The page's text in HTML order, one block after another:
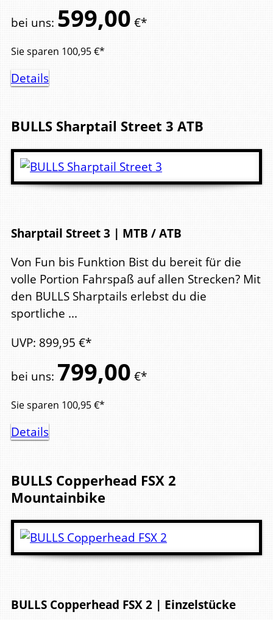
bei uns: 599,00 €*
Sie sparen 100,95€*
Details
BULLS Sharptail Street 3 ATB
Sharptail Street 3 | MTB / ATB
Von Fun bis Funktion Bist du bereit für die
volle Portion Fahrspaß auf allen Strecken? Mit
den BULLS Sharptails erlebst du die
sportliche ...
UVP: 899,95 €*
bei uns: 799,00 €*
Sie sparen 100,95€*
Details
BULLS Copperhead FSX 2
Mountainbike
BULLS Copperhead FSX 2 | Einzelstücke